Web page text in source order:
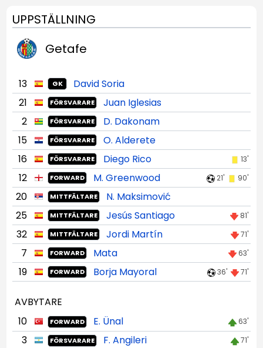
UPPSTÄLLNING
Getafe
13 GK
David Soria
21
FÖRSVARARE
Juan Iglesias
2
FÖRSVARARE
D. Dakonam
15
FÖRSVARARE
O. Alderete
16
FÖRSVARARE Diego Rico 13'
12 FORWARD M. Greenwood 21' 90'
20 MITTFÄLTARE
N. Maksimović
25
MITTFÄLTARE Jesús Santiago 81'
32 MITTFÄLTARE Jordi Martín 71'
7 FORWARD Mata 63'
19 FORWARD Borja Mayoral 36' 71'
AVBYTARE
10
FORWARD E. Ünal 63'
3 FÖRSVARARE F. Angileri 71'